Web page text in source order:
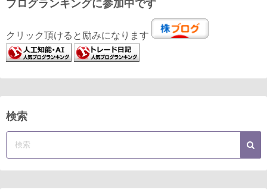
ブログランキングに参加中です
クリック頂けると励みになります
検索